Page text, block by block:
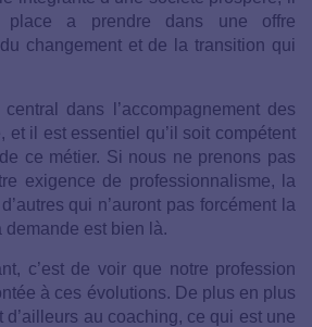
a prendre dans une offre
changement et de la transition qui
dans l’accompagnement des
et il est essentiel qu’il soit compétent
ce métier. Si nous ne prenons pas
exigence de professionnalisme, la
qui n’auront pas forcément la
demande est bien là.
c’est de voir que notre profession
à ces évolutions. De plus en plus
d’ailleurs au coaching, ce qui est une